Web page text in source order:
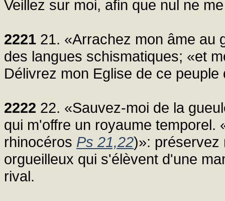
Veillez sur moi, afin que nul ne
2221 21. «Arrachez mon âme au
des langues schismatiques; «et
Délivrez mon Eglise de ce
2222 22. «Sauvez-moi de la
qui m'offre un royaume temporel.
rhinocéros Ps 21,22)»: préservez
orgueilleux qui s'élèvent d'une
rival.